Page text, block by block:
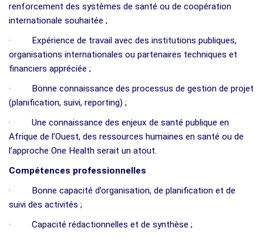
renforcement des systèmes de santé ou de coopération
internationale souhaitée ;
· Expérience de travail avec des institutions publiques,
organisations internationales ou partenaires techniques et
financiers appréciée ;
· Bonne connaissance des processus de gestion de projet
(planification, suivi, reporting) ;
· Une connaissance des enjeux de santé publique en
Afrique de l’Ouest, des ressources humaines en santé ou de
l’approche One Health serait un atout.
Compétences professionnelles
· Bonne capacité d’organisation, de planification et de
suivi des activités ;
· Capacité rédactionnelles et de synthèse ;